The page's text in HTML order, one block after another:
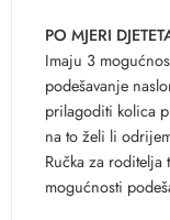
PO MJERI
Imaju 3
podešavanje
prilagoditi kolica
na to želi li
Ručka za
mogućnosti